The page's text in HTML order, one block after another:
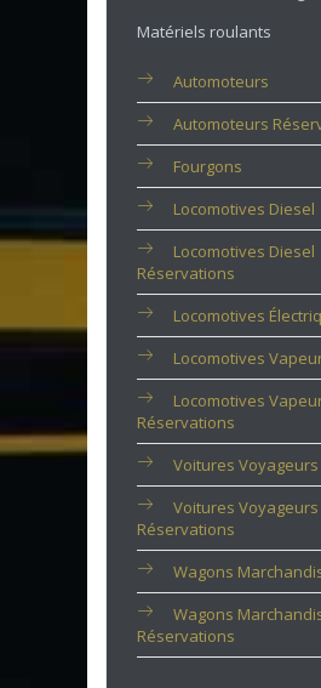
Matériels roulants
Automoteurs
Automoteurs
Fourgons
Locomotives Diesel
Locomotives Diesel
Réservations
Locomotives
Locomotives
Locomotives
Réservations
Voitures Voyageurs
Voitures Voyageurs
Réservations
Wagons
Wagons
Réservations